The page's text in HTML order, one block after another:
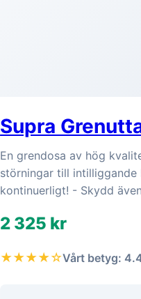
Supra
En grendosa av hög
störningar till
kontinuerligt! - Skydd
2 325 kr
★★★★☆Vårt betyg: